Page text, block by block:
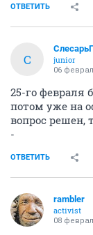
ОТВЕТИТЬ
С
junior
06
25-го февраля
потом уже на
вопрос решен,
-
ОТВЕТИТЬ
rambler
activist
08